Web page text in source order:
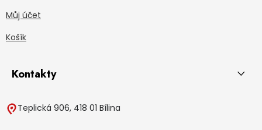
Můj účet
Košík
Kontakty
Teplická 906, 418 01 Bílina